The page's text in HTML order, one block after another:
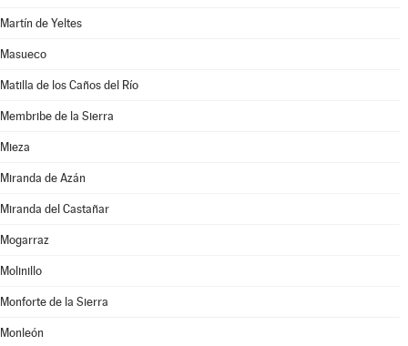
Martín de Yeltes
Masueco
Matilla de los Caños del Río
Membribe de la Sierra
Mieza
Miranda de Azán
Miranda del Castañar
Mogarraz
Molinillo
Monforte de la Sierra
Monleón